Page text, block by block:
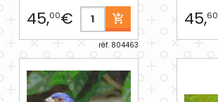
45,00€
réf. 804463
45,60